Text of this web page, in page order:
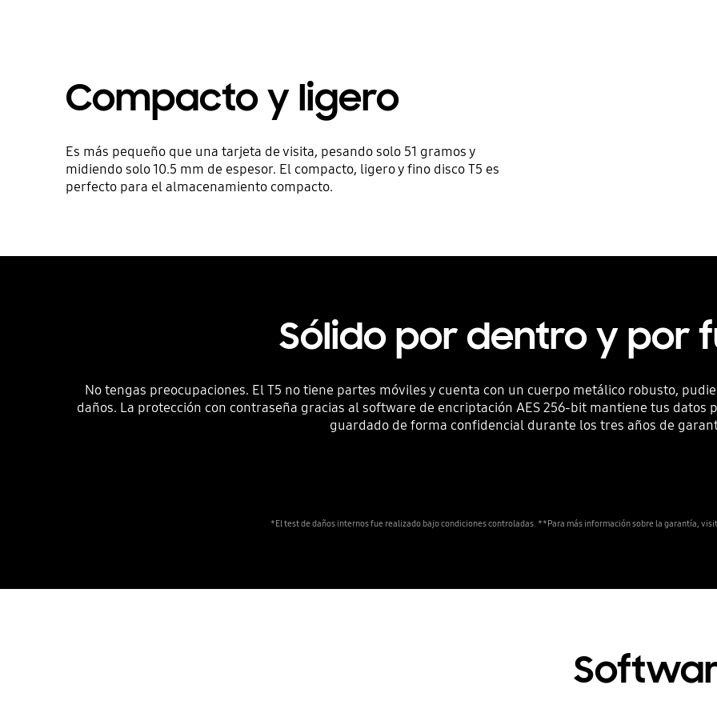
Compacto y ligero
Es más pequeño que una tarjeta de visita, pesando solo 51 gramos y
midiendo solo 10.5 mm de espesor. El compacto, ligero y fino disco T5 es
perfecto para el almacenamiento compacto.
Sólido por dentro y por
No tengas preocupaciones. El T5 no tiene partes móviles y cuenta con un cuerpo metálico robusto,
daños. La protección con contraseña gracias al software de encriptación AES 256-bit mantiene tus datos
guardado de forma confidencial durante los tres años de
*El test de daños internos fue realizado bajo condiciones controladas. **Para más información sobre la garantía,